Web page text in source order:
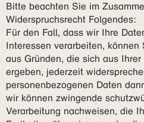
Bitte beachten Sie im
Widerspruchsrecht Folgendes:
Für den Fall, dass wir Ihre
Interessen verarbeiten, können
aus Gründen, die sich aus
ergeben, jederzeit
personenbezogenen Daten
wir können zwingende
Verarbeitung nachweisen, die